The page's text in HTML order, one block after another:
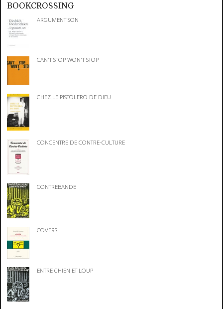
BOOKCROSSING
ARGUMENT SON
CAN'T STOP WON'T STOP
CHEZ LE PISTOLERO DE DIEU
CONCENTRE DE CONTRE-CULTURE
CONTREBANDE
COVERS
ENTRE CHIEN ET LOUP